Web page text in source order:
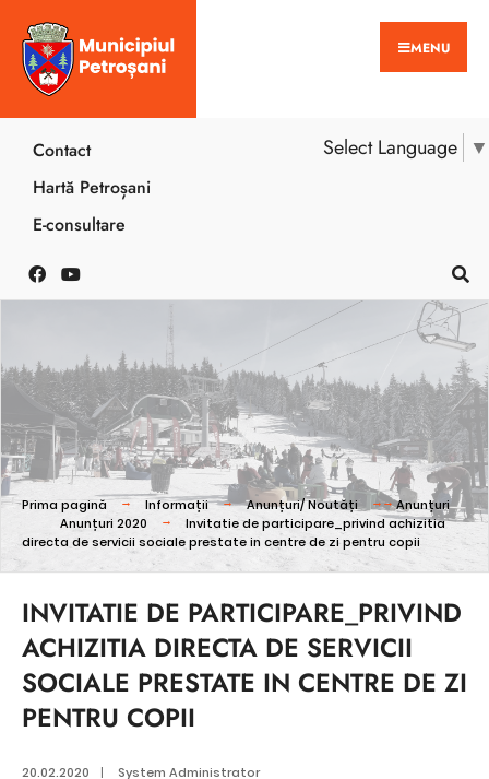
MENU
Select Language ▼
Contact
Hartă Petroșani
E-consultare
Prima pagină Informații Anunțuri/ Noutăți
Anunțuri
Anunțuri 2020
Invitatie de participare_privind achizitia
directa de servicii sociale prestate in centre de zi pentru copii
INVITATIE DE PARTICIPARE_PRIVIND
ACHIZITIA DIRECTA DE SERVICII
SOCIALE PRESTATE IN CENTRE DE ZI
PENTRU COPII
20.02.2020 | System Administrator